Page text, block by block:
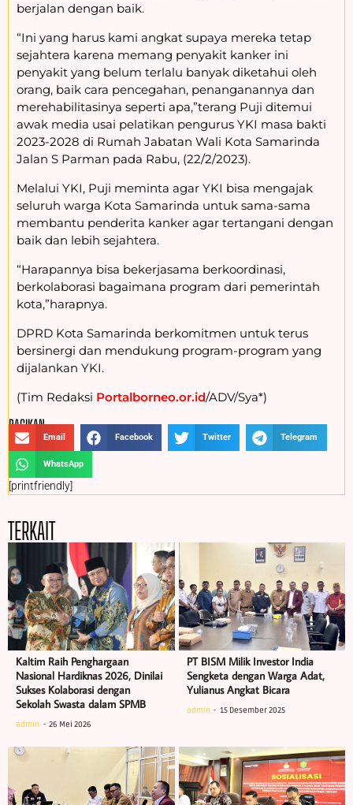
berjalan dengan baik.
“Ini yang harus kami angkat supaya mereka tetap
sejahtera karena memang penyakit kanker ini
penyakit yang belum terlalu banyak diketahui oleh
orang, baik cara pencegahan, penanganannya dan
merehabilitasinya seperti apa,”terang Puji ditemui
awak media usai pelatikan pengurus YKI masa bakti
2023-2028 di Rumah Jabatan Wali Kota Samarinda
Jalan S Parman pada Rabu, (22/2/2023).
Melalui YKI, Puji meminta agar YKI bisa mengajak
seluruh warga Kota Samarinda untuk sama-sama
membantu penderita kanker agar tertangani dengan
baik dan lebih sejahtera.
“Harapannya bisa bekerjasama berkoordinasi,
berkolaborasi bagaimana program dari pemerintah
kota,”harapnya.
DPRD Kota Samarinda berkomitmen untuk terus
bersinergi dan mendukung program-program yang
dijalankan YKI.
(Tim Redaksi Portalborneo.or.id/ADV/Sya*)
BAGIKAN :
Email Facebook Twitter Telegram
WhatsApp
[printfriendly]
TERKAIT
Kaltim Raih Penghargaan
Nasional Hardiknas 2026, Dinilai
Sukses Kolaborasi dengan
Sekolah Swasta dalam SPMB
admin 26 Mei 2026
PT BISM Milik Investor India
Sengketa dengan Warga Adat,
Yulianus Angkat Bicara
admin 15 Desember 2025